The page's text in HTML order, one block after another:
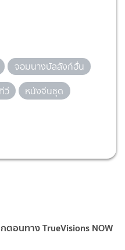
จอมนางบัลลังก์ฮั่น
วี
หนังจีนชุด
ตอนทาง TrueVisions NOW